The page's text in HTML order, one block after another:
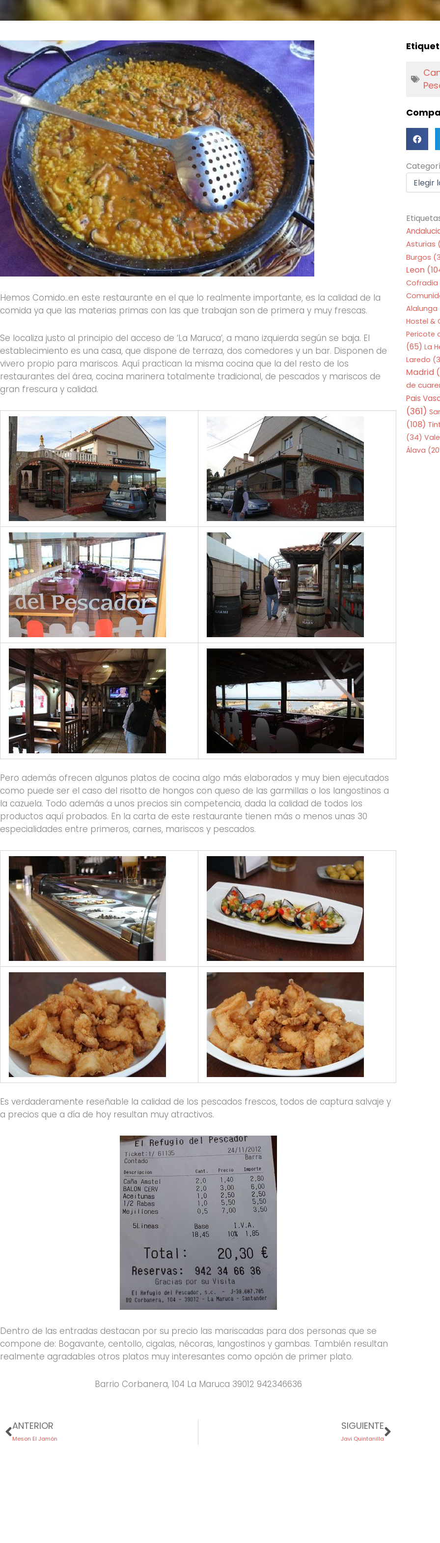
Hemos Comido..en este restaurante en el que lo realmente importante, es la calidad de la
comida ya que las materias primas con las que trabajan son de primera y muy frescas.
Se localiza justo al principio del acceso de ‘La Maruca’, a mano izquierda según se baja. El
establecimiento es una casa, que dispone de terraza, dos comedores y un bar. Disponen de
vivero propio para mariscos. Aquí practican la misma cocina que la del resto de los
restaurantes del área, cocina marinera totalmente tradicional, de pescados y mariscos de
gran frescura y calidad.
Pero además ofrecen algunos platos de cocina algo más elaborados y muy bien ejecutados
como puede ser el caso del risotto de hongos con queso de las garmillas o los langostinos a
la cazuela. Todo además a unos precios sin competencia, dada la calidad de todos los
productos aquí probados. En la carta de este restaurante tienen más o menos unas 30
especialidades entre primeros, carnes, mariscos y pescados.
Es verdaderamente reseñable la calidad de los pescados frescos, todos de captura salvaje y
a precios que a día de hoy resultan muy atractivos.
Dentro de las entradas destacan por su precio las mariscadas para dos personas que se
compone de: Bogavante, centollo, cigalas, nécoras, langostinos y gambas. También resultan
realmente agradables otros platos muy interesantes como opción de primer plato.
Barrio Corbanera, 104 La Maruca 39012 942346636
Prev
ANTERIOR
Meson El Jamón
SIGUIENTE
Javi Quintanilla
Asturias
Burgos
Leon
Cofradia
Alalunga
Hostel &
Pericote
(65) La
Laredo
Madrid
de
Pais
(361)
(108)
(34)
Álava